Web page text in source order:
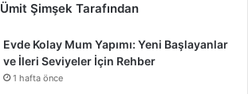
Ümit Şimşek Tarafından
Evde Kolay Mum Yapımı: Yeni Başlayanlar
ve İleri Seviyeler İçin Rehber
1 hafta önce